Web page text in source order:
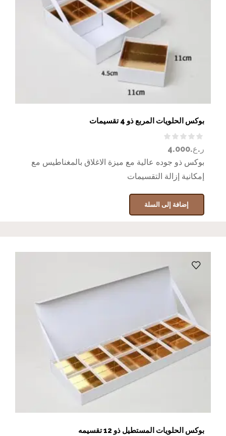
بوكس الحلويات المربع ذو 4 تقسيمات
ر.ع.4.000
بوكس ذو جوده عالية مع ميزة الاغلاق بالمغناطيس مع
إمكانية إزالة التقسيمات
إضافة إلى السلة
بوكس الحلويات المستطيل ذو 12 تقسيمه